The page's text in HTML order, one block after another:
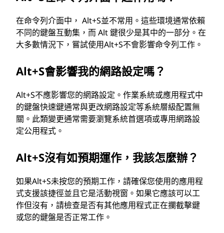
在命令列介面中， Alt+S並不常用。這些環境通常依賴
不同的鍵盤互動集，而 Alt 鍵很少是其中的一部分。在
大多數情況下，嘗試使用Alt+S不會影響命令列工作。
Alt+S會影響我的網路設定嗎？
Alt+S不應影響您的網路設定。作業系統或應用程式中
的鍵盤快速鍵通常與更改網路設定等系統層級配置無
關。此類變更通常需要瀏覽系統首選項或專用網路設
定公用程式。
Alt+S沒有如預期運作，我該怎麼辦？
如果Alt+S未按您的預期工作，請確保您使用的應用程
式支援該捷徑並且它是活動視窗。如果它應該可以工
作但沒有，請檢查是否有其他應用程式正在攔截擊鍵
或您的鍵盤是否正常工作。